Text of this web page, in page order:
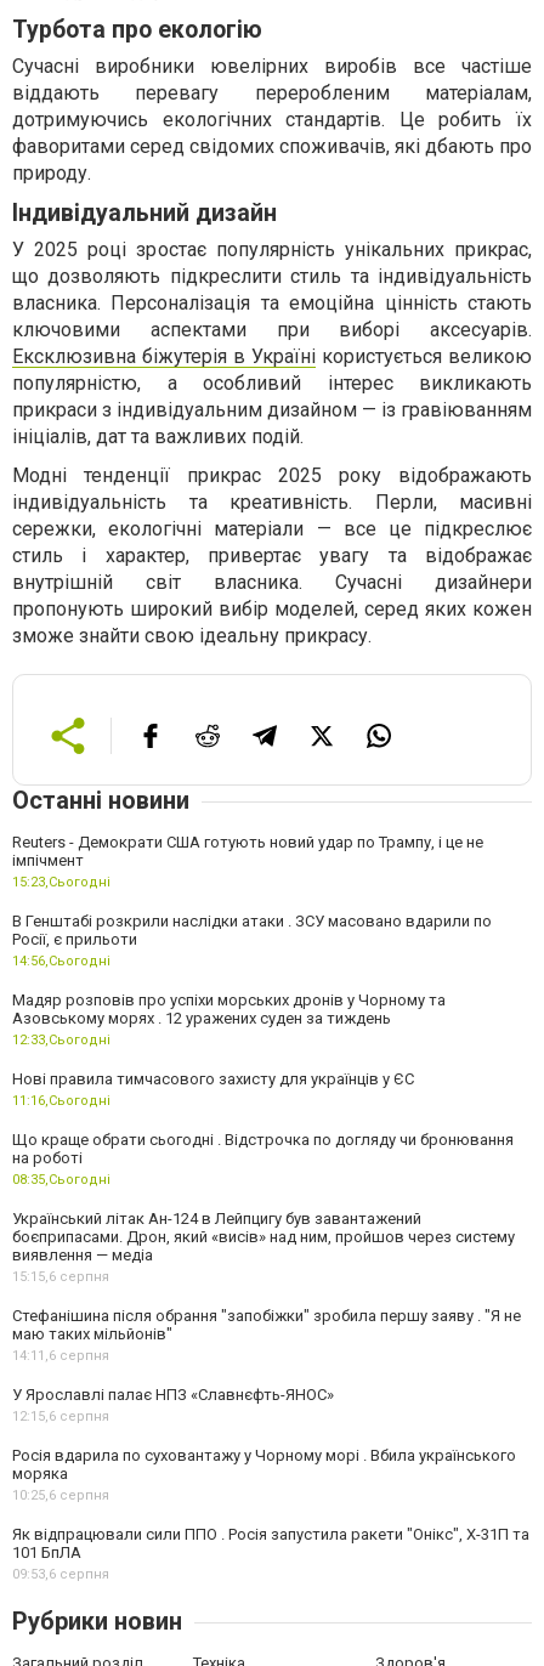
Турбота про екологію
Сучасні виробники ювелірних виробів все частіше
віддають перевагу переробленим матеріалам,
дотримуючись екологічних стандартів. Це робить їх
фаворитами серед свідомих споживачів, які дбають про
природу.
Індивідуальний дизайн
У 2025 році зростає популярність унікальних прикрас,
що дозволяють підкреслити стиль та індивідуальність
власника. Персоналізація та емоційна цінність стають
ключовими аспектами при виборі аксесуарів.
Ексклюзивна біжутерія в Україні користується великою
популярністю, а особливий інтерес викликають
прикраси з індивідуальним дизайном — із гравіюванням
ініціалів, дат та важливих подій.
Модні тенденції прикрас 2025 року відображають
індивідуальність та креативність. Перли, масивні
сережки, екологічні матеріали — все це підкреслює
стиль і характер, привертає увагу та відображає
внутрішній світ власника. Сучасні дизайнери
пропонують широкий вибір моделей, серед яких кожен
зможе знайти свою ідеальну прикрасу.
Останні новини
Reuters - Демократи США готують новий удар по Трампу, і це не
імпічмент
15:23,Сьогодні
В Генштабі розкрили наслідки атаки . ЗСУ масовано вдарили по
Росії, є прильоти
14:56,Сьогодні
Мадяр розповів про успіхи морських дронів у Чорному та
Азовському морях . 12 уражених суден за тиждень
12:33,Сьогодні
Нові правила тимчасового захисту для українців у ЄС
11:16,Сьогодні
Що краще обрати сьогодні . Відстрочка по догляду чи бронювання
на роботі
08:35,Сьогодні
Український літак Ан-124 в Лейпцигу був завантажений
боєприпасами. Дрон, який «висів» над ним, пройшов через систему
виявлення — медіа
15:15,6 серпня
Стефанішина після обрання "запобіжки" зробила першу заяву . "Я не
маю таких мільйонів"
14:11,6 серпня
У Ярославлі палає НПЗ «Славнєфть-ЯНОС»
12:15,6 серпня
Росія вдарила по суховантажу у Чорному морі . Вбила українського
моряка
10:25,6 серпня
Як відпрацювали сили ППО . Росія запустила ракети "Онікс", Х-31П та
101 БпЛА
09:53,6 серпня
Рубрики новин